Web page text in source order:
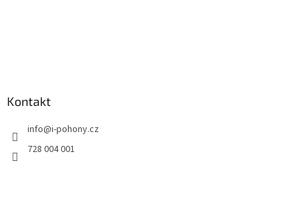
Kontakt
info@i-pohony.cz
728 004 001